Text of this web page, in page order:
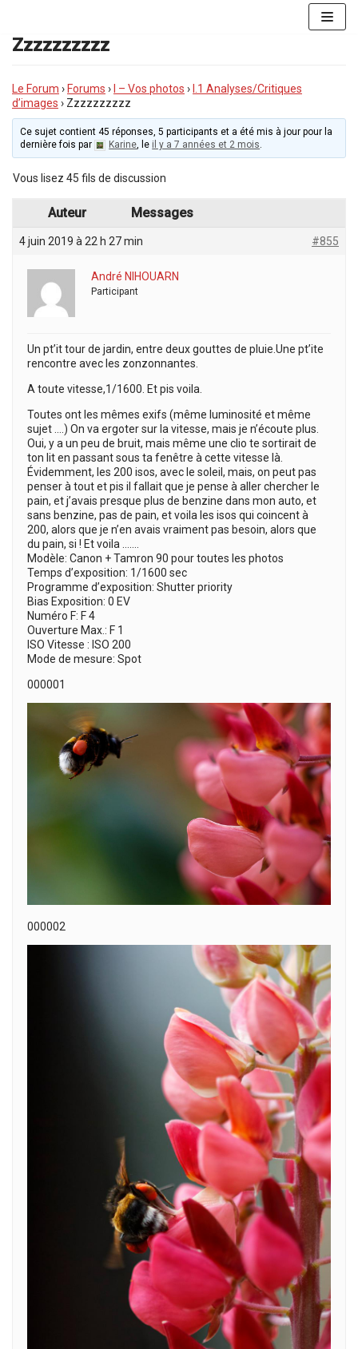
au
contenu
Zzzzzzzzzz
Le Forum › Forums › I – Vos photos ›
I.1 Analyses/Critiques
d’images › Zzzzzzzzzz
Ce sujet contient 45 réponses, 5 participants et a été mis à jour pour la
dernière fois par
Karine, le il y a 7 années et 2 mois.
Vous lisez 45 fils de discussion
Auteur Messages
4 juin 2019 à 22 h 27 min #855
André NIHOUARN
Participant
Un pt’it tour de jardin, entre deux gouttes de pluie.Une pt’ite
rencontre avec les zonzonnantes.
A toute vitesse,1/1600. Et pis voila.
Toutes ont les mêmes exifs (même luminosité et même
sujet ….) On va ergoter sur la vitesse, mais je n’écoute plus.
Oui, y a un peu de bruit, mais même une clio te sortirait de
ton lit en passant sous ta fenêtre à cette vitesse là.
Évidemment, les 200 isos, avec le soleil, mais, on peut pas
penser à tout et pis il fallait que je pense à aller chercher le
pain, et j’avais presque plus de benzine dans mon auto, et
sans benzine, pas de pain, et voila les isos qui coincent à
200, alors que je n’en avais vraiment pas besoin, alors que
du pain, si ! Et voila …….
Modèle: Canon + Tamron 90 pour toutes les photos
Temps d’exposition: 1/1600 sec
Programme d’exposition: Shutter priority
Bias Exposition: 0 EV
Numéro F: F 4
Ouverture Max.: F 1
ISO Vitesse : ISO 200
Mode de mesure: Spot
000001
000002